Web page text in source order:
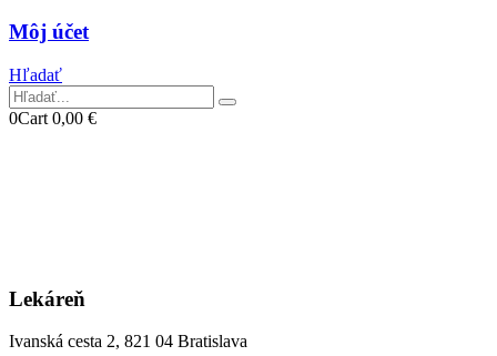
Môj účet
Hľadať
0Cart 0,00 €
Lekáreň
Ivanská cesta 2, 821 04 Bratislava